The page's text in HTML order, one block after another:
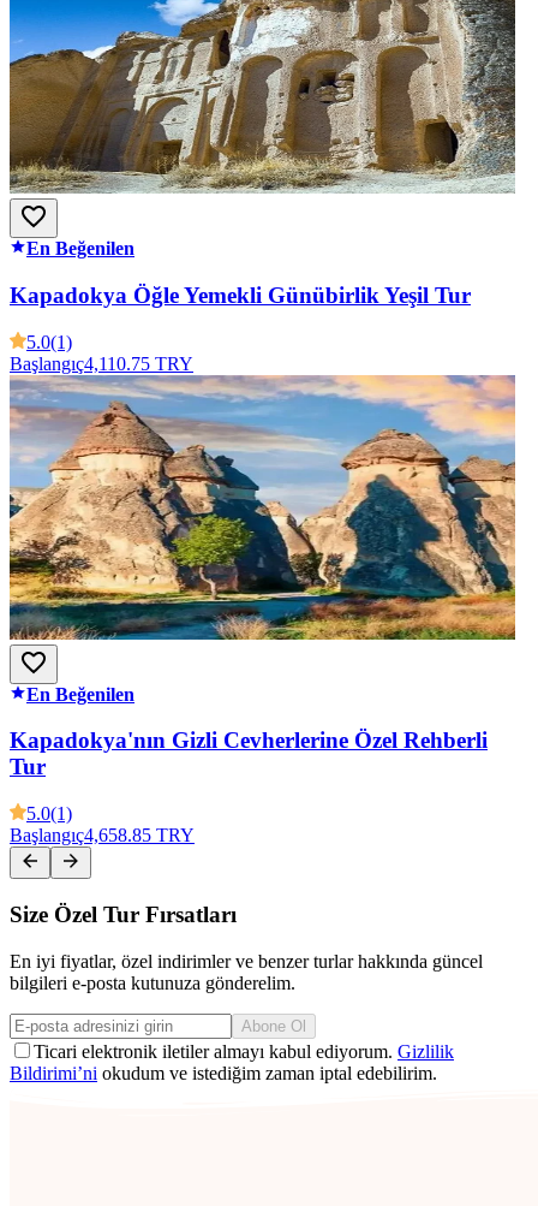
En Beğenilen
Kapadokya Öğle Yemekli Günübirlik Yeşil Tur
5.0(1)
Başlangıç4,110.75 TRY
En Beğenilen
Kapadokya'nın Gizli Cevherlerine Özel Rehberli
Tur
5.0(1)
Başlangıç4,658.85 TRY
Size Özel Tur Fırsatları
En iyi fiyatlar, özel indirimler ve benzer turlar hakkında güncel
bilgileri e-posta kutunuza gönderelim.
Abone Ol
Ticari elektronik iletiler almayı kabul ediyorum. Gizlilik
Bildirimi’ni okudum ve istediğim zaman iptal edebilirim.